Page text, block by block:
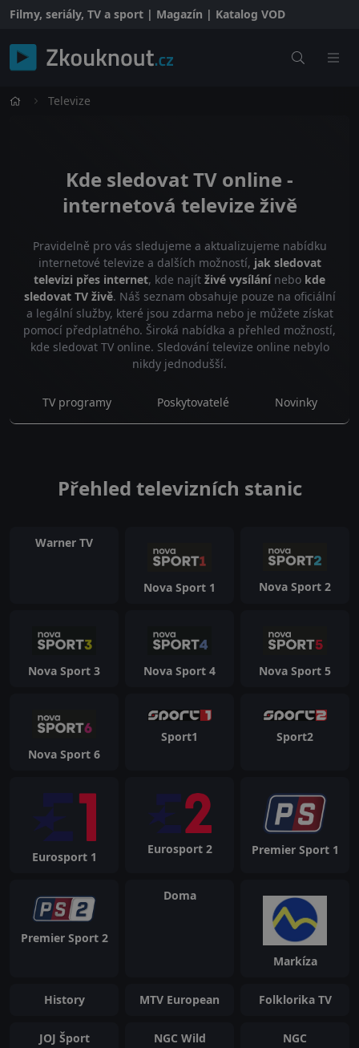
Filmy, seriály, TV a sport | Magazín | Katalog VOD
Televize
Kde sledovat TV online -
internetová televize živě
Pravidelně pro vás sledujeme a aktualizujeme nabídku
internetové televize a dalších možností, jak sledovat
televizi přes internet, kde najít živé vysílánínebo kde
sledovat TV živě. Náš seznam obsahuje pouze na oficiální
a legální služby, které jsou zdarma nebo je můžete získat
pomocí předplatného. Široká nabídka a přehled možností,
kde sledovat TV online. Sledování televize online nebylo
nikdy jednodušší.
TV programy Poskytovatelé Novinky
Přehled televizních stanic
Warner TV
Nova Sport 1 Nova Sport 2
Nova Sport 3 Nova Sport 4 Nova Sport 5
Nova Sport 6
Sport1 Sport2
Eurosport 1
Eurosport 2 Premier Sport 1
Premier Sport 2
Doma
Markíza
History MTV European Folklorika TV
JOJ Šport NGC Wild NGC